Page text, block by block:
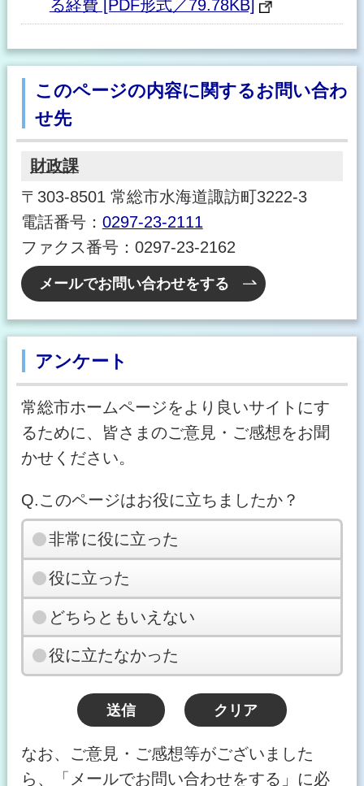
る経費 [PDF形式／79.78KB]
このページの内容に関するお問い合わ
せ先
財政課
〒303-8501 常総市水海道諏訪町3222-3
電話番号： 0297-23-2111
ファクス番号：0297-23-2162
メールでお問い合わせをする
アンケート
常総市ホームページをより良いサイトにす
るために、皆さまのご意見・ご感想をお聞
かせください。
Q.このページはお役に立ちましたか？
非常に役に立った
役に立った
どちらともいえない
役に立たなかった
なお、ご意見・ご感想等がございました
ら、「メールでお問い合わせをする」に必